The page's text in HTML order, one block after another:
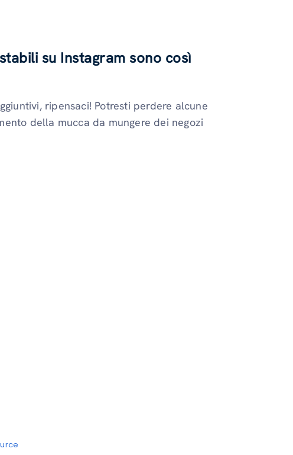
su Instagram sono così
ripensaci! Potresti perdere alcune
della mucca da mungere dei negozi